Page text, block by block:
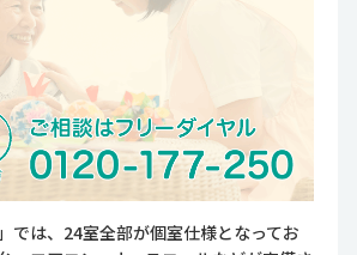
では、24室全部が個室仕様となってお